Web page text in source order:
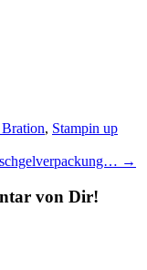
Bration, Stampin up
→
von Dir!